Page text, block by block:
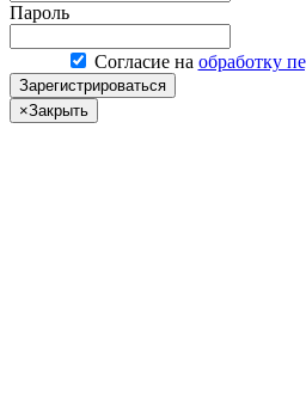
Пароль
Согласие на обработку
Зарегистрироваться
×Закрыть